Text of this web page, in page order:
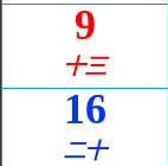
9
十三
16
二十